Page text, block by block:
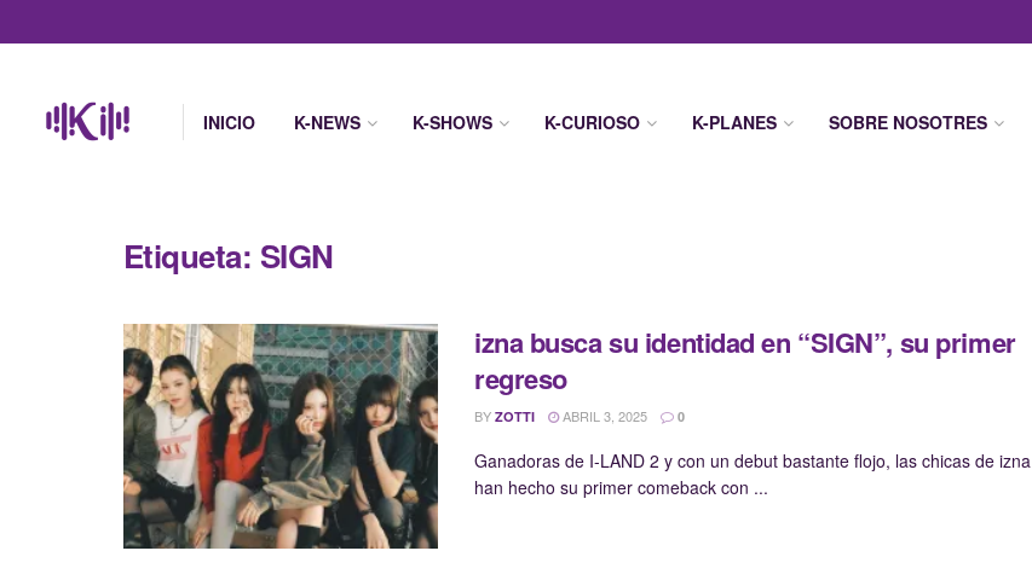
INICIO K-NEWS K-SHOWS K-CURIOSO K-PLANES SOBRE NOSOTRES
Etiqueta: SIGN
izna busca su identidad en “SIGN”, su primer
regreso
BY ZOTTI ABRIL 3, 2025 0
Ganadoras de I-LAND 2 y con un debut bastante flojo, las chicas de izna
han hecho su primer comeback con ...